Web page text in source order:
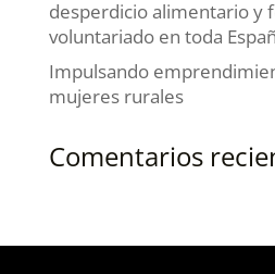
desperdicio alimentario y
voluntariado en toda
Impulsando
mujeres rurales
Comentarios